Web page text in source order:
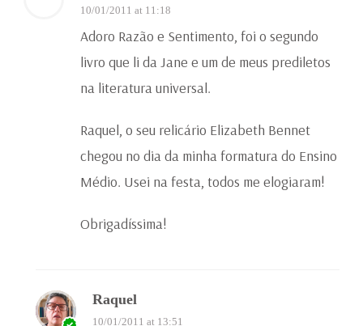
10/01/2011 at 11:18
Adoro Razão e Sentimento, foi o segundo
livro que li da Jane e um de meus prediletos
na literatura universal.
Raquel, o seu relicário Elizabeth Bennet
chegou no dia da minha formatura do Ensino
Médio. Usei na festa, todos me elogiaram!
Obrigadíssima!
Raquel
10/01/2011 at 13:51